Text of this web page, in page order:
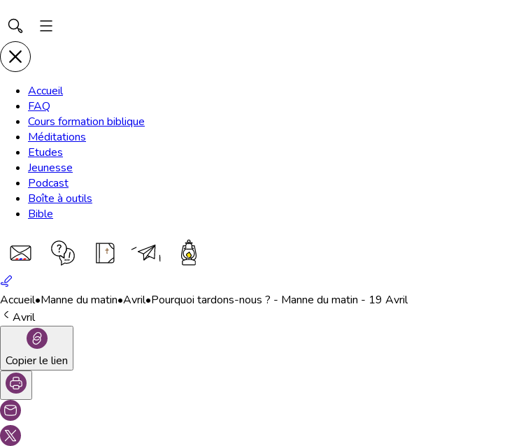
Accueil
FAQ
Cours formation biblique
Méditations
Etudes
Jeunesse
Podcast
Boîte à outils
Bible
Accueil•Manne du matin•Avril•Pourquoi tardons-nous ? - Manne du matin - 19 Avril
Avril
Copier le lien